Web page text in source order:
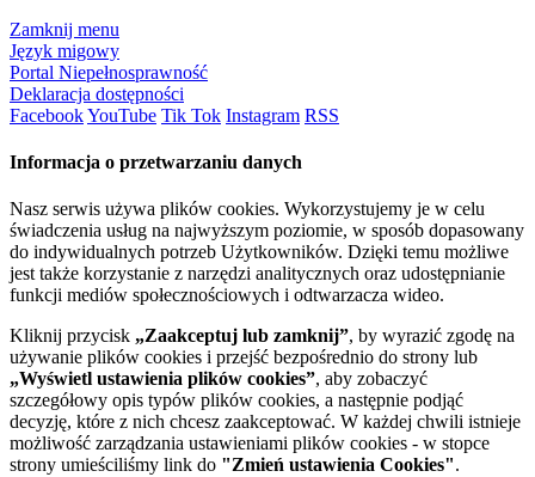
Zamknij menu
Język migowy
Portal Niepełnosprawność
Deklaracja dostępności
FacebookYouTube Tik Tok Instagram RSS
Informacja o przetwarzaniu danych
Nasz serwis używa plików cookies. Wykorzystujemy je w celu
świadczenia usług na najwyższym poziomie, w sposób dopasowany
do indywidualnych potrzeb Użytkowników. Dzięki temu możliwe
jest także korzystanie z narzędzi analitycznych oraz udostępnianie
funkcji mediów społecznościowych i odtwarzacza wideo.
Kliknij przycisk „Zaakceptuj lub zamknij”, by wyrazić zgodę na
używanie plików cookies i przejść bezpośrednio do strony lub
„Wyświetl ustawienia plików cookies”, aby zobaczyć
szczegółowy opis typów plików cookies, a następnie podjąć
decyzję, które z nich chcesz zaakceptować. W każdej chwili istnieje
możliwość zarządzania ustawieniami plików cookies - w stopce
strony umieściliśmy link do "Zmień ustawienia Cookies".